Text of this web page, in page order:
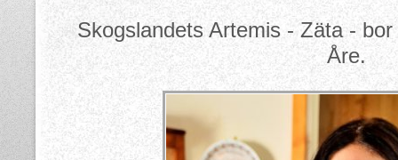
Skogslandets Artemis - Zäta -
Åre.